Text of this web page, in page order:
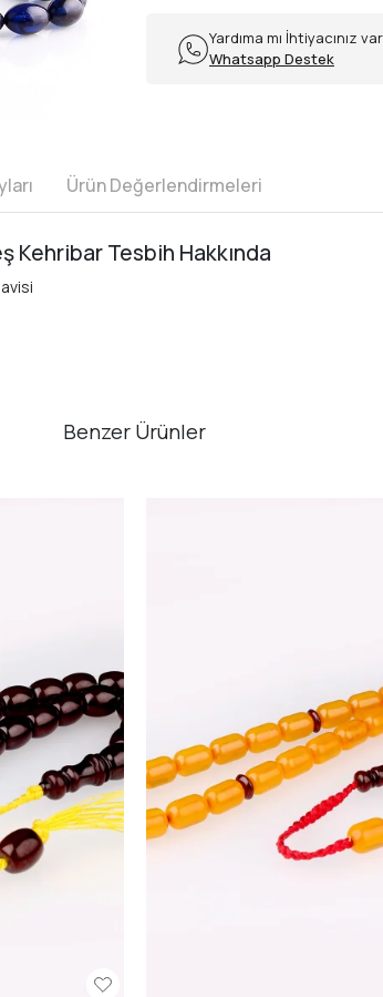
Yardıma mı İhtiyacınız
Whatsapp Destek
Ürün Değerlendirmeleri
Kehribar Tesbih Hakkında
Benzer Ürünler